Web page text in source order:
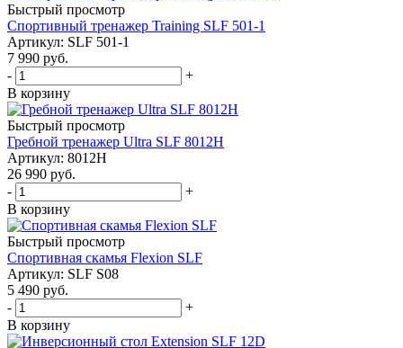
Быстрый просмотр
Cпортивный тренажер Training SLF 501-1
Артикул: SLF 501-1
7 990 руб.
-
+
В корзину
Быстрый просмотр
Гребной тренажер Ultra SLF 8012H
Артикул: 8012H
26 990 руб.
-
+
В корзину
Быстрый просмотр
Спортивная скамья Flexion SLF
Артикул: SLF S08
5 490 руб.
-
+
В корзину